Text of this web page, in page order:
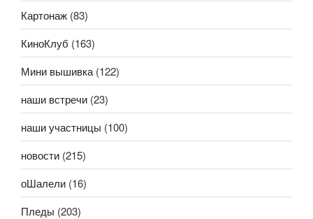
Картонаж (83)
КиноКлуб (163)
Мини вышивка (122)
наши встречи (23)
наши участницы (100)
новости (215)
оШалели (16)
Пледы (203)